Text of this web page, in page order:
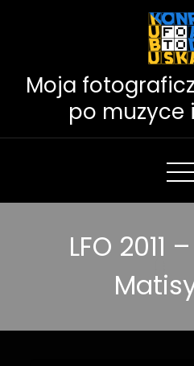
Moja
po muzyce
LFO 2011